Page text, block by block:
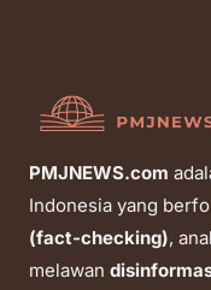
PMJNEWS.com
Indonesia yang
(fact-checking),
melawan